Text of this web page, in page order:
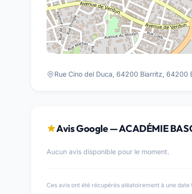
Rue Cino del Duca, 64200 Biarritz, 64200
Avis Google — ACADÉMIE
Aucun avis disponible pour le moment.
Ces avis ont été récupérés aléatoirement à une date